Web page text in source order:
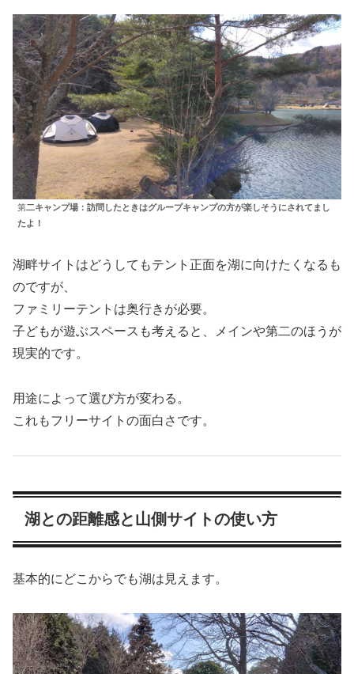
第二キャンプ場：訪問したときはグループキャンプの方が楽しそうにされてまし
たよ！
湖畔サイトはどうしてもテント正面を湖に向けたくなるも
のですが、
ファミリーテントは奥行きが必要。
子どもが遊ぶスペースも考えると、メインや第二のほうが
現実的です。
用途によって選び方が変わる。
これもフリーサイトの面白さです。
湖との距離感と山側サイトの使い方
基本的にどこからでも湖は見えます。